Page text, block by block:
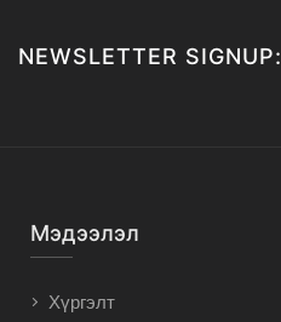
NEWSLETTER SIGNUP:
Мэдээлэл
Хүргэлт